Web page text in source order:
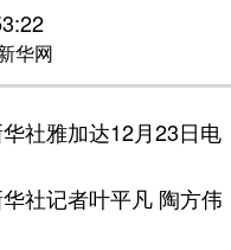
华网
雅加达12月23日
记者叶平凡 陶方伟